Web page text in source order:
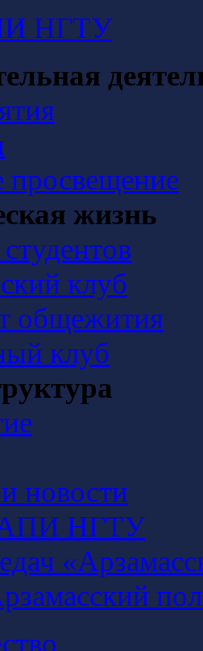
НГТУ
просвещение
жизнь
клуб
общежития
клуб
новости
НГТУ